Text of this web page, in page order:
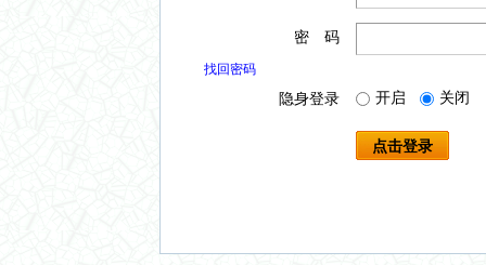
密 码
找回密码
隐身登录 开启 关闭
点击登录